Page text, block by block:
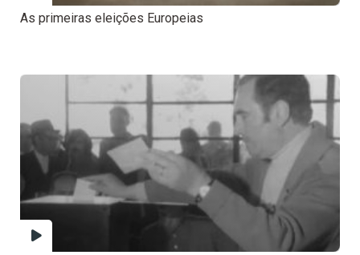
As primeiras eleições Europeias